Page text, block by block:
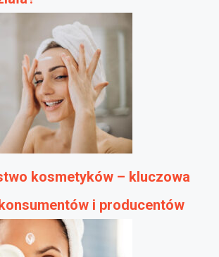
kosmetyków – kluczowa
i producentów